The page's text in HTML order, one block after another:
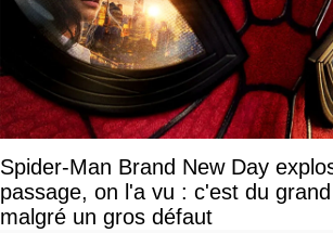
Spider-Man Brand New Day
passage, on l'a vu : c'est du
malgré un gros défaut